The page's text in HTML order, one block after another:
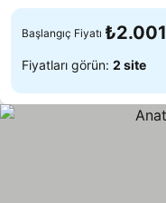
Başlangıç Fiyatı ₺2.001
Fiyatları görün: 2 site